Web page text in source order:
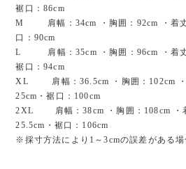
裾口：86cm
M 肩幅：34cm ・胸囲：92cm ・着丈
口：90cm
L 肩幅：35cm ・胸囲：96cm ・着丈
裾口：94cm
XL 肩幅：36.5cm ・胸囲：102cm ・
25cm・裾口：100cm
2XL 肩幅：38cm ・胸囲：108cm ・着
25.5cm・裾口：106cm
※採寸方法により1～3cmの誤差がある